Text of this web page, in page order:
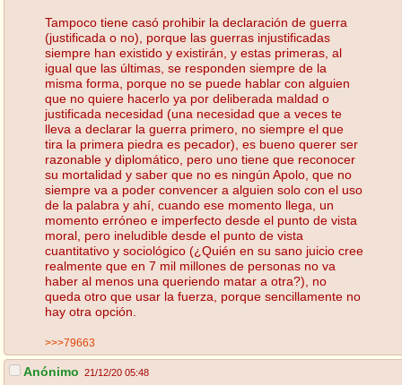
Tampoco tiene casó prohibir la declaración de guerra
(justificada o no), porque las guerras injustificadas
siempre han existido y existirán, y estas primeras, al
igual que las últimas, se responden siempre de la
misma forma, porque no se puede hablar con alguien
que no quiere hacerlo ya por deliberada maldad o
justificada necesidad (una necesidad que a veces te
lleva a declarar la guerra primero, no siempre el que
tira la primera piedra es pecador), es bueno querer ser
razonable y diplomático, pero uno tiene que reconocer
su mortalidad y saber que no es ningún Apolo, que no
siempre va a poder convencer a alguien solo con el uso
de la palabra y ahí, cuando ese momento llega, un
momento erróneo e imperfecto desde el punto de vista
moral, pero ineludible desde el punto de vista
cuantitativo y sociológico (¿Quién en su sano juicio cree
realmente que en 7 mil millones de personas no va
haber al menos una queriendo matar a otra?), no
queda otro que usar la fuerza, porque sencillamente no
hay otra opción.
>>>79663
Anónimo 21/12/20 05:48